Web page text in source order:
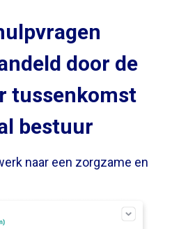
door de
tussenkomst
bestuur
naar een zorgzame en